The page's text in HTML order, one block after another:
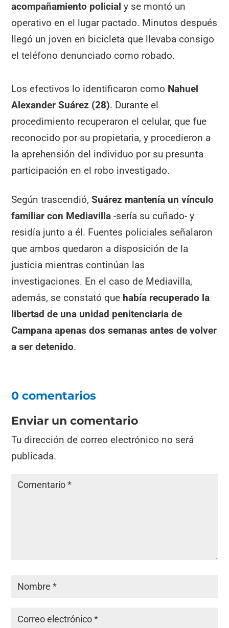
acompañamiento policial y se montó un
operativo en el lugar pactado. Minutos después
llegó un joven en bicicleta que llevaba consigo
el teléfono denunciado como robado.
Los efectivos lo identificaron como Nahuel
Alexander Suárez (28). Durante el
procedimiento recuperaron el celular, que fue
reconocido por su propietaria, y procedieron a
la aprehensión del individuo por su presunta
participación en el robo investigado.
Según trascendió,Suárez mantenía un vínculo
familiar con Mediavilla -sería su cuñado- y
residía junto a él. Fuentes policiales señalaron
que ambos quedaron a disposición de la
justicia mientras continúan las
investigaciones. En el caso de Mediavilla,
además, se constató que había recuperado la
libertad de una unidad penitenciaria de
Campana apenas dos semanas antes de volver
a ser detenido.
0 comentarios
Enviar un comentario
Tu dirección de correo electrónico no será
publicada.